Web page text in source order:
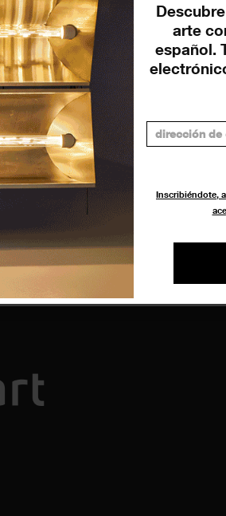
arte
español.
Inscribiéndote,
Exposición colectiva –
‘Ficción compartida’
15 enero - 7 febrero 2026
Espai Souvenir